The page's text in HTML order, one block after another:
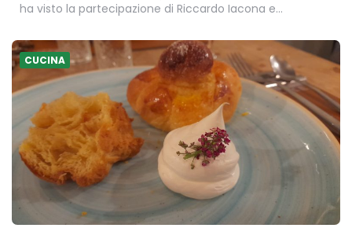
ha visto la partecipazione di Riccardo Iacona e…
CUCINA